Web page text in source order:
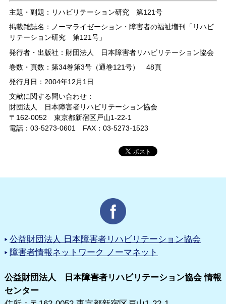
主題・副題：リハビリテーション研究 第121号
掲載雑誌名：ノーマライゼーション・障害者の福祉増刊「リハビ
リテーション研究 第121号」
発行者・出版社：財団法人 日本障害者リハビリテーション協会
巻数・頁数：第34巻第3号（通巻121号） 48頁
発行月日：2004年12月1日
文献に関する問い合わせ：
財団法人 日本障害者リハビリテーション協会
〒162-0052 東京都新宿区戸山1-22-1
電話：03-5273-0601 FAX：03-5273-1523
公益財団法人 日本障害者リハビリテーション協会
障害者情報ネットワーク ノーマネット
公益財団法人 日本障害者リハビリテーション協会 情報
センター